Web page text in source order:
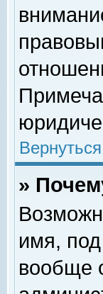
»
имя,
вообще